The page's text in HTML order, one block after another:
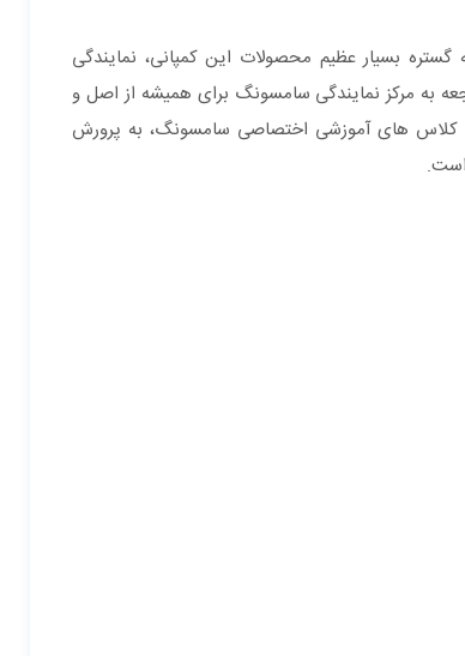
بسیار عظیم محصولات این کمپانی، نمایندگی
مرکز نمایندگی سامسونگ برای همیشه از اصل و
کلاس های آموزشی اختصاصی سامسونگ، به پرورش
است.